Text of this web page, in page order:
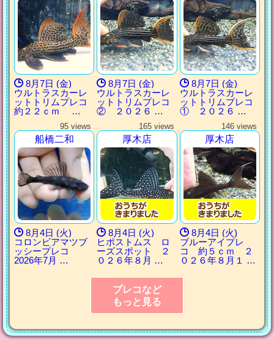
8月7日 (金)
ウルトラスカーレ
ットトリムプレコ
約２２ｃｍ …
8月7日 (金)
ウルトラスカーレ
ットトリムプレコ
② ２０２６ …
8月7日 (金)
ウルトラスカーレ
ットトリムプレコ
① ２０２６ …
95 views
船橋二和
8月4日 (火)
コロンビアマツブ
ッシープレコ
2026年7月 …
165 views
厚木店
8月4日 (火)
ヒポストムス ロ
ーズスポット ２
０２６年８月 …
146 views
厚木店
8月4日 (火)
ブルーアイプレ
コ 約５ｃｍ ２
０２６年８月１ …
プレコなど
もっと見る